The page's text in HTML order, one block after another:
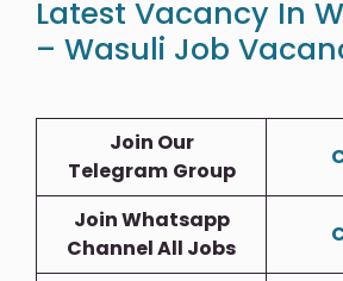
Latest Vacancy In
– Wasuli Job
Join Our
Telegram Group
Join Whatsapp
Channel All Jobs